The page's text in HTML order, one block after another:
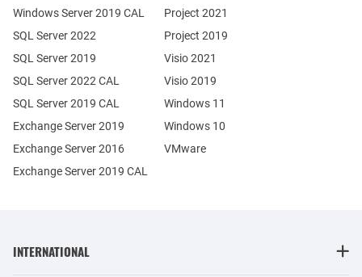
Exchange Server 2019
Exchange Server 2016
SQL Server 2022
SQL Server 2019
Windows Server 2019 CAL
SQL Server 2022 CAL
SQL Server 2019 CAL
Exchange Server 2019 CAL
Project 2021
Project 2019
Visio 2021
Visio 2019
Windows 11
Windows 10
VMware
INTERNATIONAL